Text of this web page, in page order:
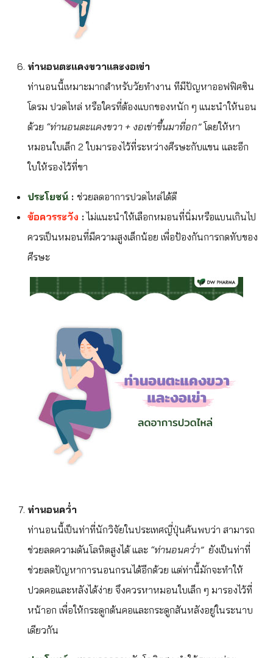
ท่านอนตะแคงขวาและงอเข่า
ท่านอนนี้เหมาะมากสำหรับวัยทำงาน ทีมีปัญหาออฟฟิศซิน
โดรม ปวดไหล่ หรือใครที่ต้องแบกของหนัก ๆ แนะนำให้นอน
ด้วย “ท่านอนตะแคงขวา + งอเข่าขึ้นมาที่อก”โดยให้หา
หมอนใบเล็ก 2 ใบมารองไว้ที่ระหว่างศีรษะกับแขน และอีก
ใบให้รองไว้ที่ขา
ประโยชน์ : ช่วยลดอาการปวดไหล่ได้ดี
ข้อควรระวัง :ไม่แนะนำให้เลือกหมอนที่นิ่มหรือแบนเกินไป
ควรเป็นหมอนที่มีความสูงเล็กน้อย เพื่อป้องกันการกดทับของ
ศีรษะ
ท่านอนคว่ำ
ท่านอนนี้เป็นท่าที่นักวิจัยในประเทศญี่ปุ่นค้นพบว่า สามารถ
ช่วยลดความดันโลหิตสูงได้ และ “ท่านอนคว่ำ”ยังเป็นท่าที่
ช่วยลดปัญหาการนอนกรนได้อีกด้วย แต่ท่านี้มักจะทำให้
ปวดคอและหลังได้ง่าย จึงควรหาหมอนใบเล็ก ๆ มารองไว้ที่
หน้าอก เพื่อให้กระดูกต้นคอและกระดูกสันหลังอยู่ในระนาบ
เดียวกัน